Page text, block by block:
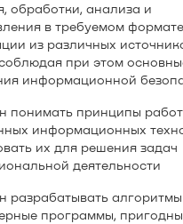
обработки, анализа и
в требуемом формате
из различных
при этом
информационной
понимать принципы
информационных
их для решения задач
деятельности
разрабатывать
программы,